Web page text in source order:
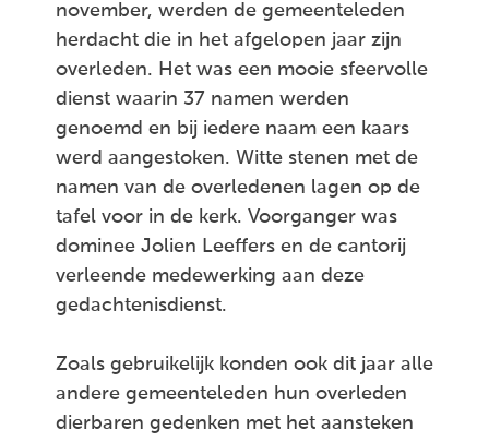
november, werden de gemeenteleden
herdacht die in het afgelopen jaar zijn
overleden. Het was een mooie sfeervolle
dienst waarin 37 namen werden
genoemd en bij iedere naam een kaars
werd aangestoken. Witte stenen met de
namen van de overledenen lagen op de
tafel voor in de kerk. Voorganger was
dominee Jolien Leeffers en de cantorij
verleende medewerking aan deze
gedachtenisdienst.
Zoals gebruikelijk konden ook dit jaar alle
andere gemeenteleden hun overleden
dierbaren gedenken met het aansteken